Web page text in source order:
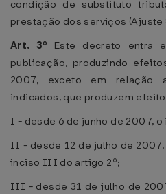
condição de substituto
prestação dos serviços (Ajuste
Art. 3º Este decreto entra
publicação, produzindo
2007, exceto em relação
indicados, que produzem
I - desde 6 de junho de 2007,
II - desde 12 de julho de
inciso III do artigo 2º;
III - desde 31 de julho de